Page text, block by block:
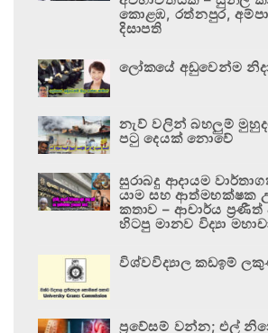
කොළඹ, රත්නපුර,
දිසාපති
ලෝකයේ අඩුවෙන්ම
නැව් වලින් බහලුම්
පටු දෙයක් නොවේ
සුරාබදු ආදායම
යාම සහ ආත්මභක්ෂක
කතාව – ආචාර්ය
හිටපු මානව විද්‍යා
විශ්වවිද්‍යාල කඩඉම්
ප්‍රවේසම් වන්න; එල්